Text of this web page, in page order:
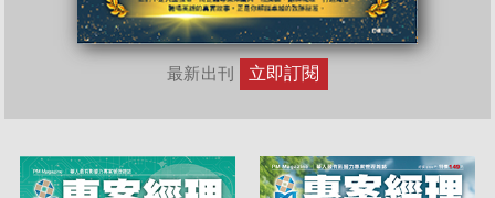
最新出刊 立即訂閱